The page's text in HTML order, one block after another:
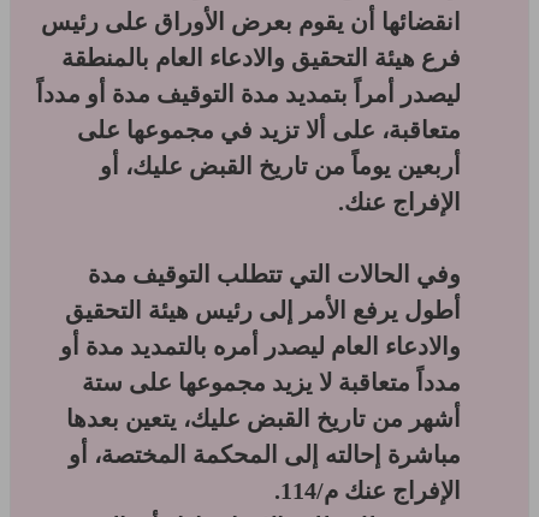
انقضائها أن يقوم بعرض الأوراق على رئيس
فرع هيئة التحقيق والادعاء العام بالمنطقة
ليصدر أمراً بتمديد مدة التوقيف مدة أو مدداً
متعاقبة، على ألا تزيد في مجموعها على
أربعين يوماً من تاريخ القبض عليك، أو
الإفراج عنك.
وفي الحالات التي تتطلب التوقيف مدة
أطول يرفع الأمر إلى رئيس هيئة التحقيق
والادعاء العام ليصدر أمره بالتمديد مدة أو
مدداً متعاقبة لا يزيد مجموعها على ستة
أشهر من تاريخ القبض عليك، يتعين بعدها
مباشرة إحالته إلى المحكمة المختصة، أو
الإفراج عنك م/114.